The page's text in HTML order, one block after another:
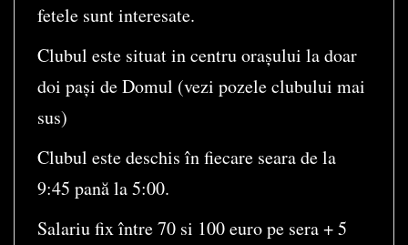
fetele sunt interesate.
Clubul este situat in centru orașului la doar
doi pași de Domul (vezi pozele clubului mai
sus)
Clubul este deschis în fiecare seara de la
9:45 pană la 5:00.
Salariu fix între 70 si 100 euro pe sera + 5